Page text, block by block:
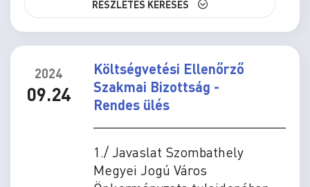
RÉSZLETES KERESÉS
2024
09.24
Költségvetési Ellenőrző
Szakmai Bizottság -
Rendes ülés
1./ Javaslat Szombathely
Megyei Jogú Város